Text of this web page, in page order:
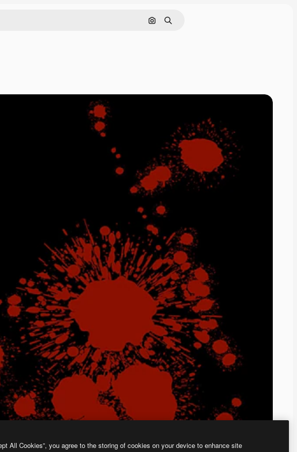
画像で検索
検索
All Cookies”, you agree to the storing of cookies on your device to enhance site